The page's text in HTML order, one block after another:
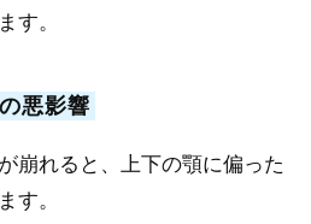
す。
悪影響
崩れると、上下の顎に偏った
す。